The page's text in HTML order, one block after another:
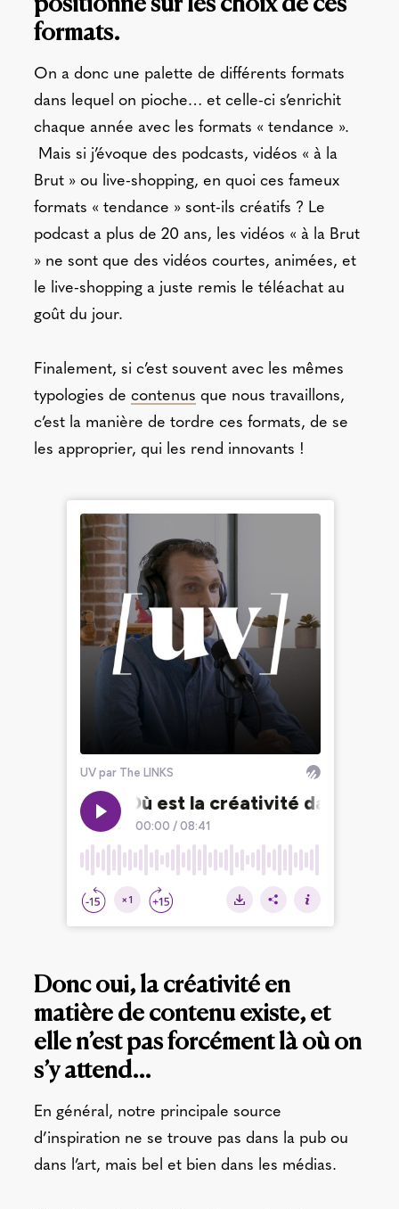
positionne sur les choix de ces
formats.
On a donc une palette de différents formats
dans lequel on pioche… et celle-ci s’enrichit
chaque année avec les formats « tendance ».
Mais si j’évoque des podcasts, vidéos « à la
Brut » ou live-shopping, en quoi ces fameux
formats « tendance » sont-ils créatifs ? Le
podcast a plus de 20 ans, les vidéos « à la Brut
» ne sont que des vidéos courtes, animées, et
le live-shopping a juste remis le téléachat au
goût du jour.
Finalement, si c’est souvent avec les mêmes
typologies de contenus que nous travaillons,
c’est la manière de tordre ces formats, de se
les approprier, qui les rend innovants !
Donc oui, la créativité en
matière de contenu existe, et
elle n’est pas forcément là où on
s’y attend…
En général, notre principale source
d’inspiration ne se trouve pas dans la pub ou
dans l’art, mais bel et bien dans les médias.